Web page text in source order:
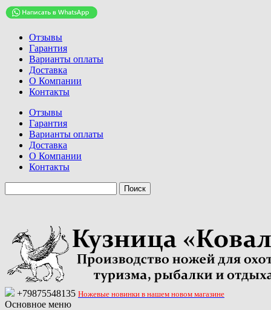
Отзывы
Гарантия
Варианты оплаты
Доставка
О Компании
Контакты
Отзывы
Гарантия
Варианты оплаты
Доставка
О Компании
Контакты
+79875548135 Ножевые новинки в нашем новом магазине
Основное меню